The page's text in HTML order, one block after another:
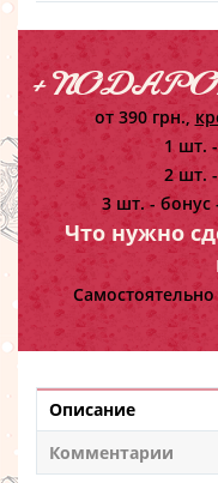
+
от 390 грн.,
1 шт.
2 шт.
3 шт. - бонус
Что нужно
Описание
Комментарии